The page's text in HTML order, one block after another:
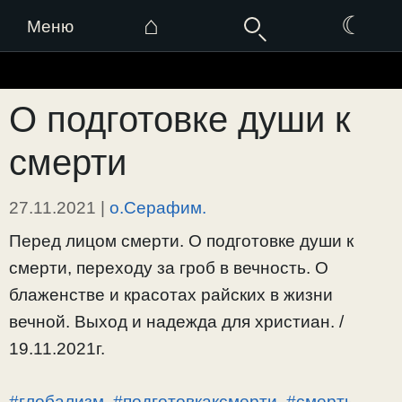
Меню ⌂ ☾
к
содержимому
О подготовке души к
смерти
27.11.2021 | о.Серафим.
Перед лицом смерти. О подготовке души к
смерти, переходу за гроб в вечность. О
блаженстве и красотах райских в жизни
вечной. Выход и надежда для христиан. /
19.11.2021г.